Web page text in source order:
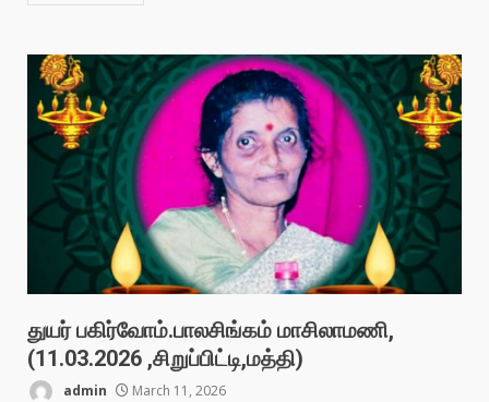
துயர் பகிர்வோம்.பாலசிங்கம் மாசிலாமணி,
(11.03.2026 ,சிறுப்பிட்டி,மத்தி)
admin March 11, 2026